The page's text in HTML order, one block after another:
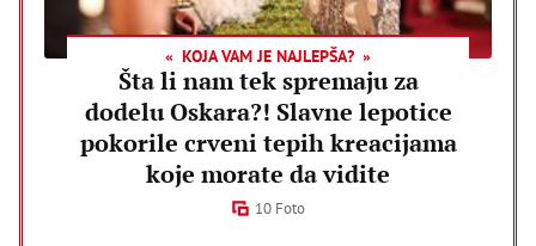
KOJA VAM JE NAJLEPŠA?
Šta li nam tek spremaju za
dodelu Oskara?! Slavne lepotice
pokorile crveni tepih kreacijama
koje morate da vidite
10 Foto